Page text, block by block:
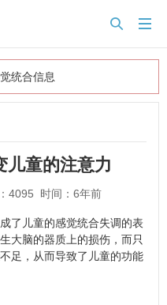


统合信息
儿童的注意力
4095 时间：6年前
了儿童的感觉统合失调的表
大脑的器质上的损伤，而只
足，从而导致了儿童的功能